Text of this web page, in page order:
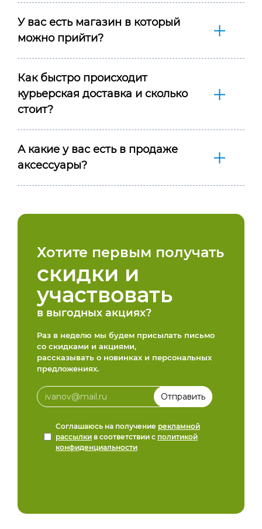
У вас есть магазин в который
можно прийти?
Как быстро происходит
курьерская доставка и сколько
стоит?
А какие у вас есть в продаже
аксессуары?
Хотите первым получать
скидки и
участвовать
в выгодных акциях?
Раз в неделю мы будем присылать письмо
со скидками и акциями,
рассказывать о новинках и персональных
предложениях.
Соглашаюсь на получение рекламной
рассылки в соответствии с политикой
конфиденциальности